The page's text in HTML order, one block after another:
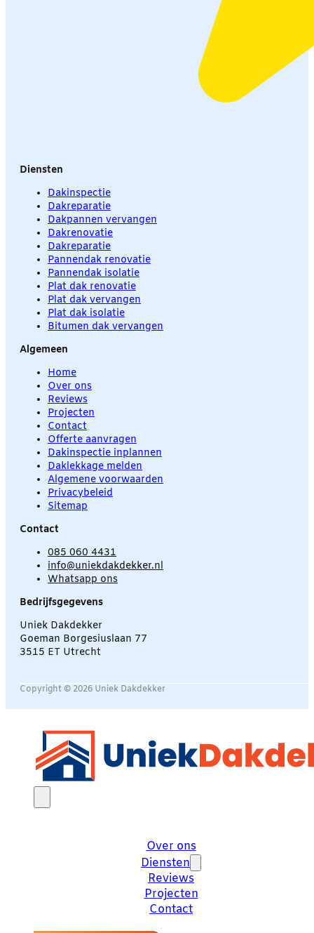
Diensten
Dakinspectie
Dakreparatie
Dakpannen vervangen
Dakrenovatie
Dakreparatie
Pannendak renovatie
Pannendak isolatie
Plat dak renovatie
Plat dak vervangen
Plat dak isolatie
Bitumen dak vervangen
Algemeen
Home
Over ons
Reviews
Projecten
Contact
Offerte aanvragen
Dakinspectie inplannen
Daklekkage melden
Algemene voorwaarden
Privacybeleid
Sitemap
Contact
085 060 4431
info@uniekdakdekker.nl
Whatsapp ons
Bedrijfsgegevens
Uniek Dakdekker
Goeman Borgesiuslaan 77
3515 ET Utrecht
Copyright © 2026 Uniek Dakdekker
Over ons
Diensten
Reviews
Projecten
Contact